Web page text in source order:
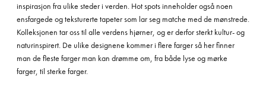
inspirasjon fra ulike steder i verden. Hot spots inneholder også noen
ensfargede og teksturerte tapeter som lar seg matche med de mønstrede.
Kolleksjonen tar oss til alle verdens hjørner, og er derfor sterkt kultur- og
naturinspirert. De ulike designene kommer i flere farger så her finner
man de fleste farger man kan drømme om, fra både lyse og mørke
farger, til sterke farger.